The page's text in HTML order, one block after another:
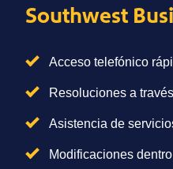
Southwest
Acceso telefónico
Resoluciones a
Asistencia de
Modificaciones